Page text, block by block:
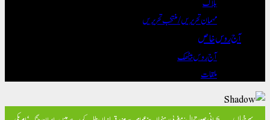
مہمان تحریریں / منتخب تحریریں
آج روس خاص
آج روس بیٹھک
ملقات